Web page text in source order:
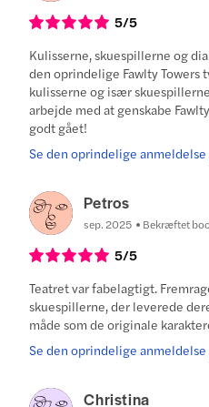
5/5
Kulisserne, skuespillerne og
den oprindelige Fawlty Towers
kulisserne og især
arbejde med at genskabe
godt gået!
Se den oprindelige anmeldelse
Petros
sep. 2025 Bekræftet
5/5
Teatret var fabelagtigt.
skuespillerne, der leverede
måde som de originale
Se den oprindelige anmeldelse
Christina